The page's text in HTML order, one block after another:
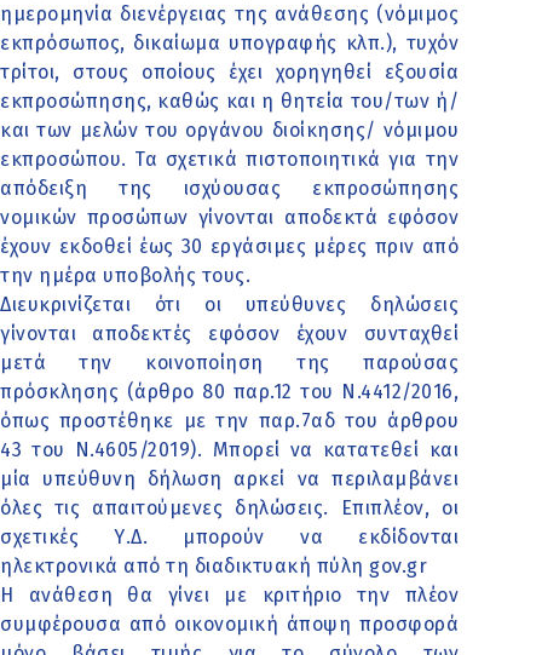
ημερομηνία διενέργειας της ανάθεσης (νόμιμος
εκπρόσωπος, δικαίωμα υπογραφής κλπ.), τυχόν
τρίτοι, στους οποίους έχει χορηγηθεί εξουσία
εκπροσώπησης, καθώς και η θητεία του/των ή/
και των μελών του οργάνου διοίκησης/ νόμιμου
εκπροσώπου. Τα σχετικά πιστοποιητικά για την
απόδειξη της ισχύουσας εκπροσώπησης
νομικών προσώπων γίνονται αποδεκτά εφόσον
έχουν εκδοθεί έως 30 εργάσιμες μέρες πριν από
την ημέρα υποβολής τους.
Διευκρινίζεται ότι οι υπεύθυνες δηλώσεις
γίνονται αποδεκτές εφόσον έχουν συνταχθεί
μετά την κοινοποίηση της παρούσας
πρόσκλησης (άρθρο 80 παρ.12 του Ν.4412/2016,
όπως προστέθηκε με την παρ.7αδ του άρθρου
43 του Ν.4605/2019). Μπορεί να κατατεθεί και
μία υπεύθυνη δήλωση αρκεί να περιλαμβάνει
όλες τις απαιτούμενες δηλώσεις. Επιπλέον, οι
σχετικές Υ.Δ. μπορούν να εκδίδονται
ηλεκτρονικά από τη διαδικτυακή πύλη gov.gr
Η ανάθεση θα γίνει με κριτήριο την πλέον
συμφέρουσα από οικονομική άποψη προσφορά